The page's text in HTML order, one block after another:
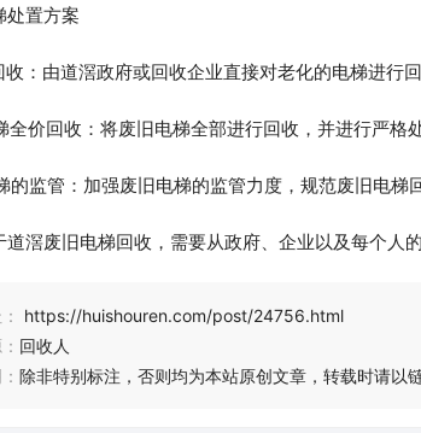
处置方案
收：由道滘政府或回收企业直接对老化的电梯进行
全价回收：将废旧电梯全部进行回收，并进行严格
的监管：加强废旧电梯的监管力度，规范废旧电梯
道滘废旧电梯回收，需要从政府、企业以及每个人
https://huishouren.com/post/24756.html
回收人
除非特别标注，否则均为本站原创文章，转载时请以